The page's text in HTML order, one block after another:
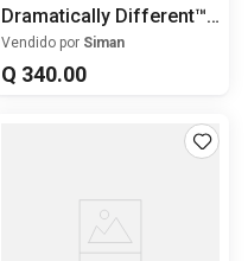
Dramatically Different™
SPF 50
Vendido por Siman
Q 340.00